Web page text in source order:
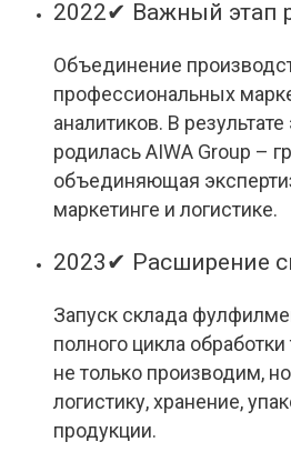
2022✔ Важный этап
Объединение
профессиональных
аналитиков. В
родилась AIWA Group –
объединяющая
маркетинге и логистике.
2023✔ Расширение
Запуск склада
полного цикла
не только производим,
логистику, хранение,
продукции.